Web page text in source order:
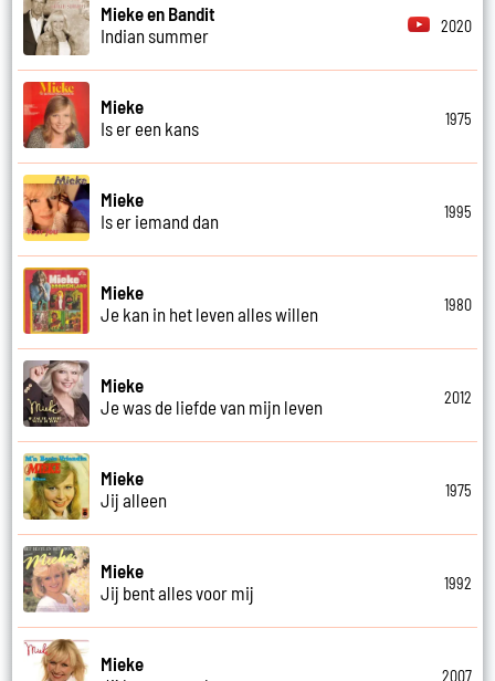
Mieke en Bandit
Indian summer
2020
Mieke
Is er een kans
1975
Mieke
Is er iemand dan
1995
Mieke
Je kan in het leven alles willen
1980
Mieke
Je was de liefde van mijn leven
2012
Mieke
Jij alleen
1975
Mieke
Jij bent alles voor mij
1992
Mieke
2007